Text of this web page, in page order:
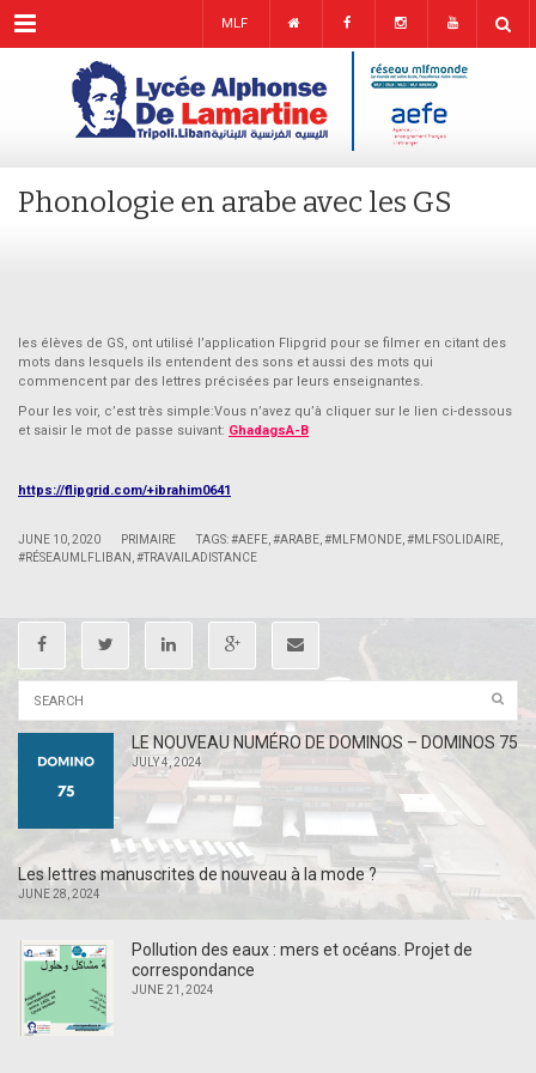
Menu MLF
Phonologie en arabe avec les GS
les élèves de GS, ont utilisé l’application Flipgrid pour se filmer en citant des
mots dans lesquels ils entendent des sons et aussi des mots qui
commencent par des lettres précisées par leurs enseignantes.
Pour les voir, c’est très simple:Vous n’avez qu’à cliquer sur le lien ci-dessous
et saisir le mot de passe suivant: GhadagsA-B
https://flipgrid.com/+ibrahim0641
JUNE 10, 2020 PRIMAIRE TAGS:#AEFE #ARABE #MLFMONDE #MLFSOLIDAIRE
#RÉSEAUMLFLIBAN #TRAVAILADISTANCE
LE NOUVEAU NUMÉRO DE DOMINOS – DOMINOS 75
JULY 4, 2024
Les lettres manuscrites de nouveau à la mode ?
JUNE 28, 2024
Pollution des eaux : mers et océans. Projet de
correspondance
JUNE 21, 2024